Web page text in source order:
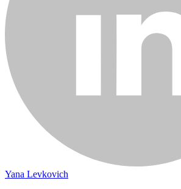
Yana Levkovich